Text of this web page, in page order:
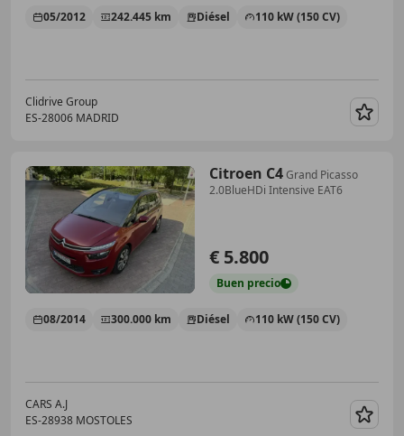
05/2012 242.445 km Diésel 110 kW (150 CV)
Clidrive Group
ES-28006 MADRID
Citroen C4Grand Picasso
2.0BlueHDi Intensive EAT6
€ 5.800
Buen precio
08/2014 300.000 km Diésel 110 kW (150 CV)
CARS A.J
ES-28938 MOSTOLES